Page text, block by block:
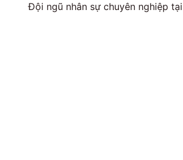
Đội ngũ nhân sự chuyên nghiệp